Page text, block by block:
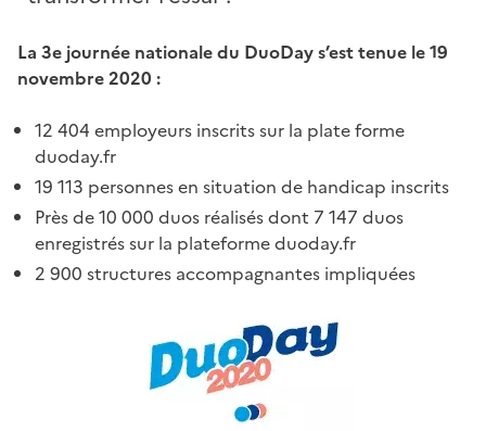
La 3e journée nationale du DuoDay s’est tenue le 19
novembre 2020 :
12 404 employeurs inscrits sur la plate forme
duoday.fr
19 113 personnes en situation de handicap inscrits
Près de 10 000 duos réalisés dont 7 147 duos
enregistrés sur la plateforme duoday.fr
2 900 structures accompagnantes impliquées